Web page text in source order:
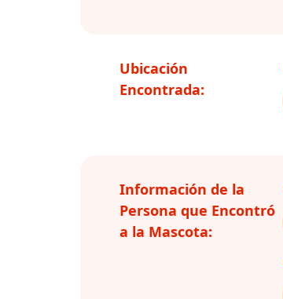
Ubicación
Encontrada:
Información de la
Persona que Encontró
a la Mascota: